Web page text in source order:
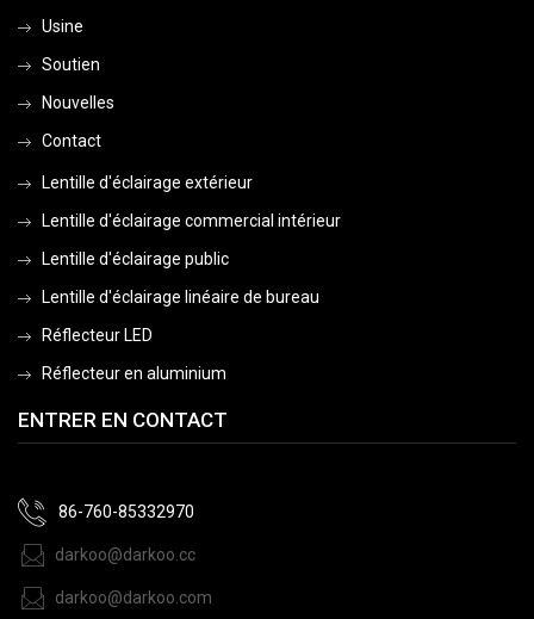
Usine
Soutien
Nouvelles
Contact
Lentille d'éclairage extérieur
Lentille d'éclairage commercial intérieur
Lentille d'éclairage public
Lentille d'éclairage linéaire de bureau
Réflecteur LED
Réflecteur en aluminium
ENTRER EN CONTACT
86-760-85332970
darkoo@darkoo.cc
darkoo@darkoo.com